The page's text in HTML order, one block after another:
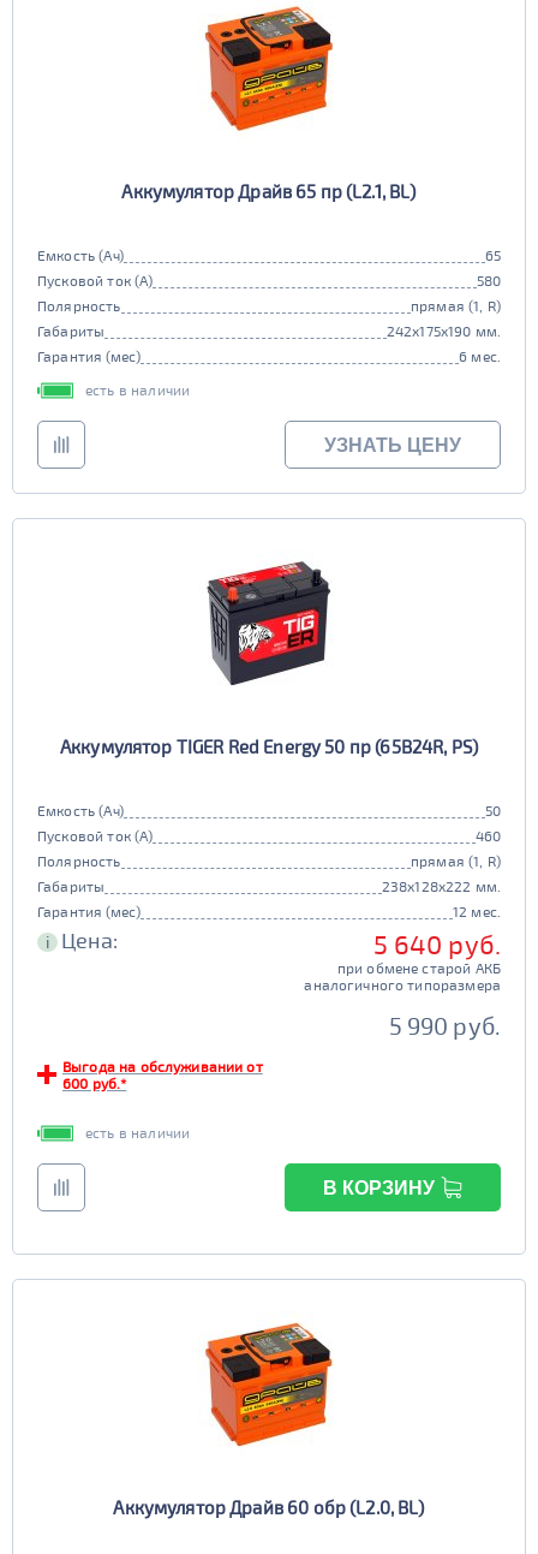
Аккумулятор Драйв 65 пр (L2.1, BL)
Емкость (Ач)
65
Пусковой ток (А)
580
Полярность
прямая (1, R)
Габариты
242x175x190 мм.
Гарантия (мес)
6 мес.
есть в наличии
УЗНАТЬ ЦЕНУ
Аккумулятор TIGER Red Energy 50 пр (65B24R, PS)
Емкость (Ач)
50
Пусковой ток (А)
460
Полярность
прямая (1, R)
Габариты
238x128x222 мм.
Гарантия (мес)
12 мес.
i Цена: 5 640 руб.
при обмене старой АКБ
аналогичного типоразмера
5 990 руб.
Выгода на обслуживании от
600 руб.*
есть в наличии
В КОРЗИНУ
Аккумулятор Драйв 60 обр (L2.0, BL)